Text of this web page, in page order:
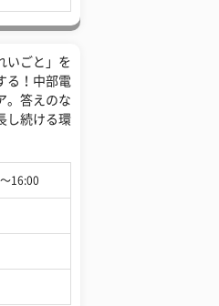
いごと」を
る！中部電
。答えのな
し続ける環
16:00